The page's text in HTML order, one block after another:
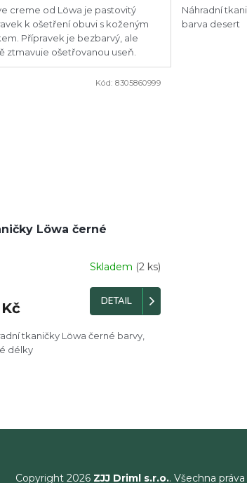
creme od Löwa je pastovitý
k ošetření obuvi s koženým
Přípravek je bezbarvý, ale
ztmavuje ošetřovanou useň.
u nubuku a semiše
Náhradní
barva desert
Löwa černé
Skladem (2 ks)
DETAIL
tkaničky Löwa černé barvy,
délky
Kód:8305860999
Copyright 2026 ZJJ Driml s.r.o.. Všechna